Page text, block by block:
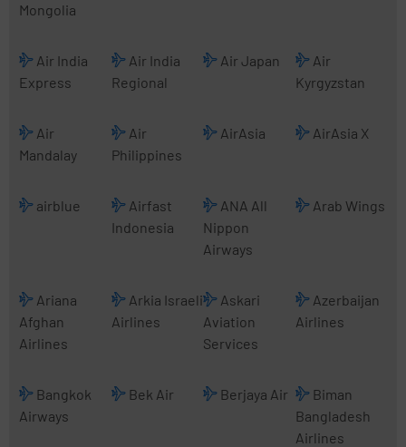
Mongolia
Air India
Express
Air India
Regional
Air Japan
Air
Kyrgyzstan
Air
Mandalay
Air
Philippines
AirAsia AirAsia X
airblue
Airfast
Indonesia
ANA All
Nippon
Airways
Arab Wings
Ariana
Afghan
Airlines
Arkia Israeli
Airlines
Askari
Aviation
Services
Azerbaijan
Airlines
Bangkok
Airways
Bek Air Berjaya Air
Biman
Bangladesh
Airlines